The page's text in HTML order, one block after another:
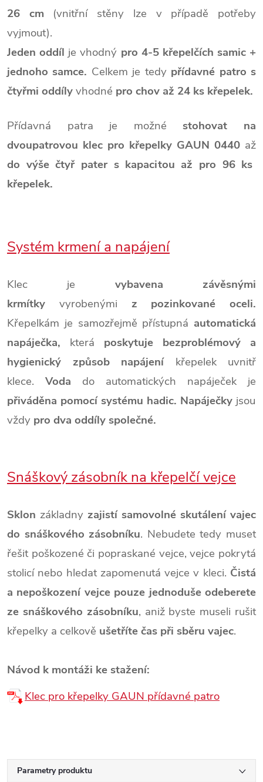
26 cm (vnitřní stěny lze v případě potřeby
vyjmout).
Jeden oddíl je vhodný pro 4-5 křepelčích samic +
jednoho samce. Celkem je tedypřídavné patro s
čtyřmi oddílyvhodné pro chov až 24 ks křepelek.
Přídavná patra je možné stohovat na
dvoupatrovou klec pro křepelky GAUN 0440 až
do výše čtyř pater s kapacitou až pro 96 ks
křepelek.
Systém krmení a napájení
Klec je vybavena závěsnými
krmítky vyrobenými z pozinkované oceli.
Křepelkám je samozřejmě přístupná automatická
napáječka, která poskytuje bezproblémový a
hygienický způsob napájení křepelek uvnitř
klece. Voda do automatických napáječek je
přiváděna pomocí systému hadic. Napáječky jsou
vždy pro dva oddíly společné.
Snáškový zásobník na křepelčí vejce
Sklon základny zajistí samovolné skutálení vajec
do snáškového zásobníku. Nebudete tedy muset
řešit poškozené či popraskané vejce, vejce pokrytá
stolicí nebo hledat zapomenutá vejce v kleci. Čistá
a nepoškození vejce pouze jednoduše odeberete
ze snáškového zásobníku, aniž byste museli rušit
křepelky a celkově ušetříte čas při sběru vajec.
Návod k montáži ke stažení:
Klec pro křepelky GAUN přídavné patro
Parametry produktu